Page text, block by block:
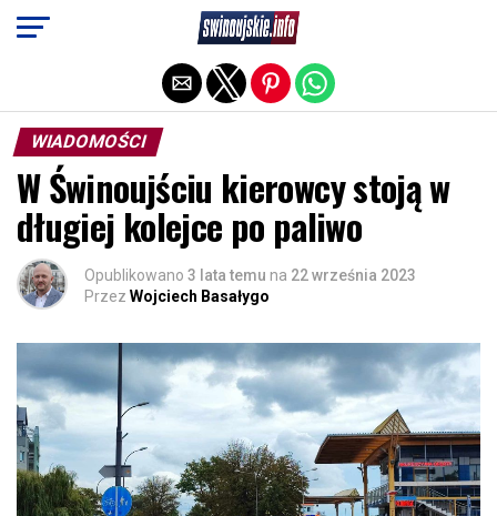
WIADOMOŚCI
W Świnoujściu kierowcy stoją w
długiej kolejce po paliwo
Opublikowano 3 lata temu na 22 września 2023
Przez Wojciech Basałygo
Exit mobile version